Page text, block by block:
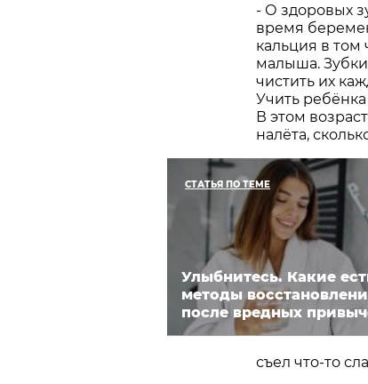
- О здоровых
время
кальция в том
малыша.
чистить их
Учить
В этом
налёта,
СТАТЬЯ ПО ТЕМЕ
Улыбнитесь. Какие
методы
после вредных
съел что-то